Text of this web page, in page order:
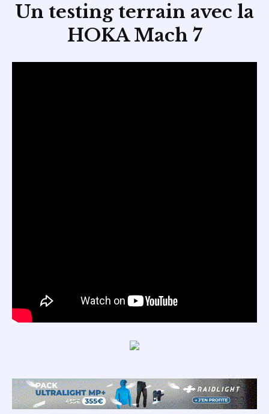
Un testing terrain avec la
HOKA Mach 7